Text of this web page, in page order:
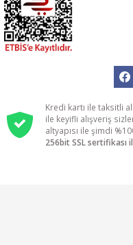
Kredi kartı ile taksitli
ile keyifli alışveriş
altyapısı ile şimdi
256bit SSL sertifikası